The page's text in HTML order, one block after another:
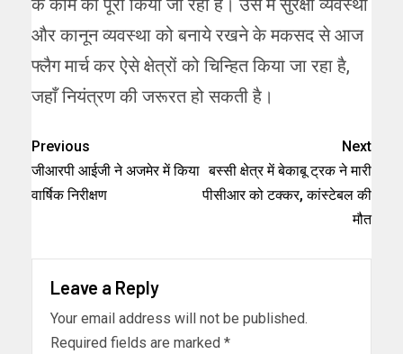
और कानून व्यवस्था को बनाये रखने के मकसद से आज
फ्लैग मार्च कर ऐसे क्षेत्रों को चिन्हित किया जा रहा है,
जहाँ नियंत्रण की जरूरत हो सकती है।
Previous
जीआरपी आईजी ने अजमेर में किया
वार्षिक निरीक्षण
Next
बस्सी क्षेत्र में बेकाबू ट्रक ने मारी
पीसीआर को टक्कर, कांस्टेबल की
मौत
Leave a Reply
Your email address will not be published.
Required fields are marked *